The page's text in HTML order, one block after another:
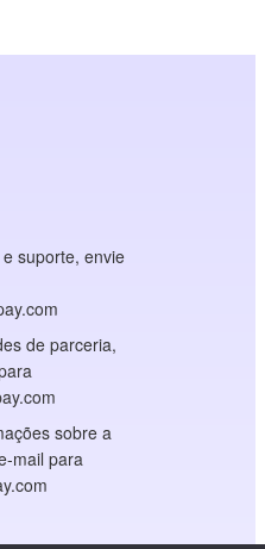
suporte, envie
de parceria,
sobre a
mail para